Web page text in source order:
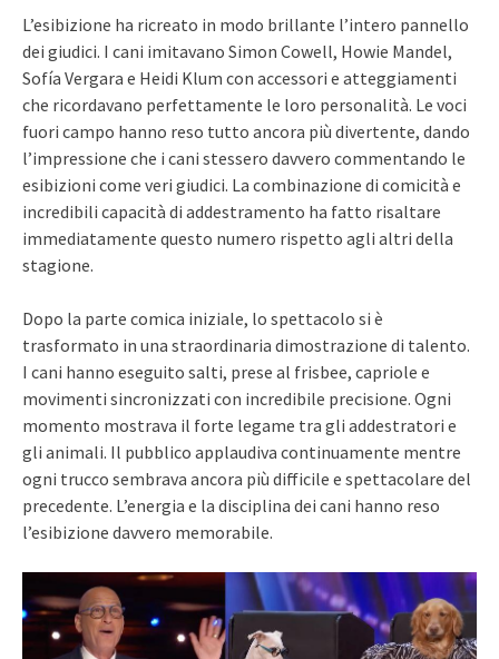
L’esibizione ha ricreato in modo brillante l’intero pannello
dei giudici. I cani imitavano Simon Cowell, Howie Mandel,
Sofía Vergara e Heidi Klum con accessori e atteggiamenti
che ricordavano perfettamente le loro personalità. Le voci
fuori campo hanno reso tutto ancora più divertente, dando
l’impressione che i cani stessero davvero commentando le
esibizioni come veri giudici. La combinazione di comicità e
incredibili capacità di addestramento ha fatto risaltare
immediatamente questo numero rispetto agli altri della
stagione.
Dopo la parte comica iniziale, lo spettacolo si è
trasformato in una straordinaria dimostrazione di talento.
I cani hanno eseguito salti, prese al frisbee, capriole e
movimenti sincronizzati con incredibile precisione. Ogni
momento mostrava il forte legame tra gli addestratori e
gli animali. Il pubblico applaudiva continuamente mentre
ogni trucco sembrava ancora più difficile e spettacolare del
precedente. L’energia e la disciplina dei cani hanno reso
l’esibizione davvero memorabile.